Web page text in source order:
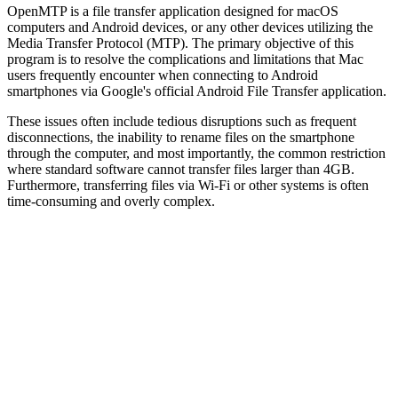
OpenMTP is a file transfer application designed for macOS
computers and Android devices, or any other devices utilizing the
Media Transfer Protocol (MTP). The primary objective of this
program is to resolve the complications and limitations that Mac
users frequently encounter when connecting to Android
smartphones via Google's official Android File Transfer application.
These issues often include tedious disruptions such as frequent
disconnections, the inability to rename files on the smartphone
through the computer, and most importantly, the common restriction
where standard software cannot transfer files larger than 4GB.
Furthermore, transferring files via Wi-Fi or other systems is often
time-consuming and overly complex.